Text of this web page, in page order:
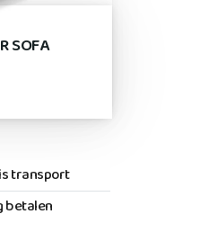
SOFA
transport
betalen